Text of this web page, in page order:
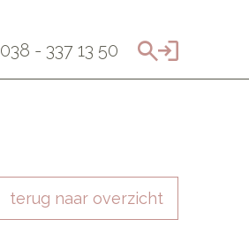
038 - 337 13 50
terug naar overzicht